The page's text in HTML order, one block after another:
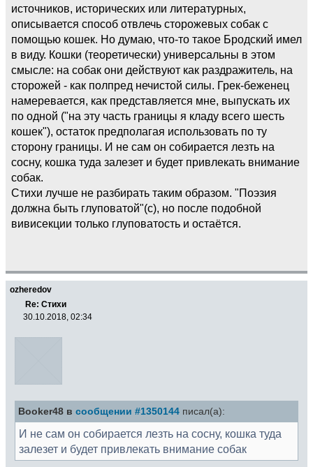
источников, исторических или литературных,
описывается способ отвлечь сторожевых собак с
помощью кошек. Но думаю, что-то такое Бродский имел
в виду. Кошки (теоретически) универсальны в этом
смысле: на собак они действуют как раздражитель, на
сторожей - как полпред нечистой силы. Грек-беженец
намеревается, как представляется мне, выпускать их
по одной ("на эту часть границы я кладу всего шесть
кошек"), остаток предполагая использовать по ту
сторону границы. И не сам он собирается лезть на
сосну, кошка туда залезет и будет привлекать внимание
собак.
Стихи лучше не разбирать таким образом. "Поэзия
должна быть глуповатой"(с), но после подобной
вивисекции только глуповатость и остаётся.
ozheredov
Re: Стихи
30.10.2018, 02:34
Booker48 в сообщении #1350144 писал(а):
И не сам он собирается лезть на сосну, кошка туда
залезет и будет привлекать внимание собак